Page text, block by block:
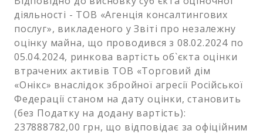
діяльності - ТОВ «Агенція консалтингових
послуг», викладеного у Звіті про незалежну
оцінку майна, що проводився з 08.02.2024 по
05.04.2024, ринкова вартість об`єкта оцінки
втрачених активів ТОВ «Торговий дім
«Онікс» внаслідок збройної агресії Російської
Федерації станом на дату оцінки, становить
(без Податку на додану вартість):
237888782,00 грн, що відповідає за офіційним